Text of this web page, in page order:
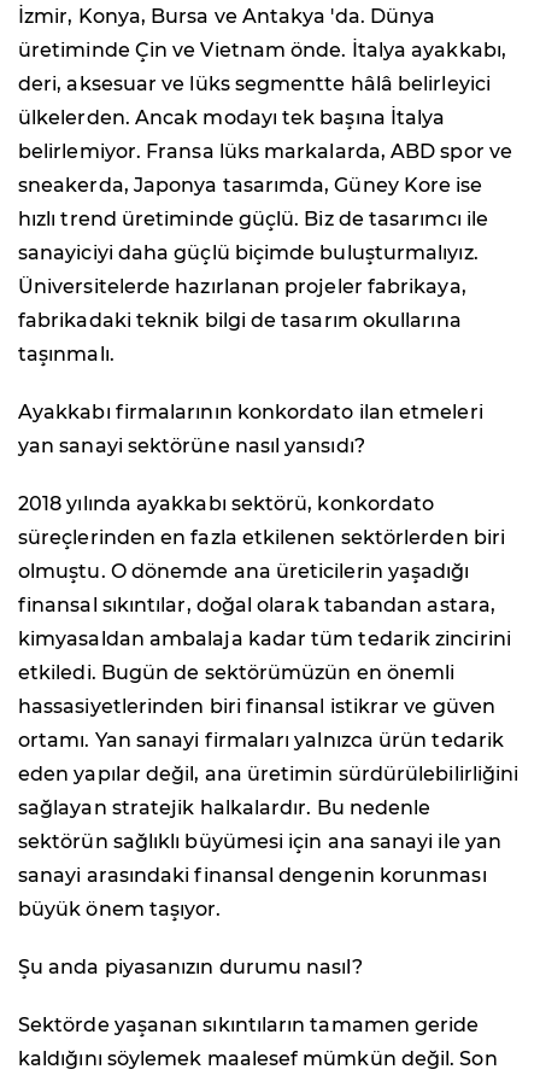
İzmir, Konya, Bursa ve Antakya 'da. Dünya
üretiminde Çin ve Vietnam önde. ⁠İtalya ayakkabı,
deri, aksesuar ve lüks segmentte hâlâ belirleyici
ülkelerden. Ancak modayı tek başına İtalya
belirlemiyor. Fransa lüks markalarda, ABD spor ve
sneakerda, Japonya tasarımda, Güney Kore ise
hızlı trend üretiminde güçlü. Biz de tasarımcı ile
sanayiciyi daha güçlü biçimde buluşturmalıyız.
Üniversitelerde hazırlanan projeler fabrikaya,
fabrikadaki teknik bilgi de tasarım okullarına
taşınmalı.
Ayakkabı firmalarının konkordato ilan etmeleri
yan sanayi sektörüne nasıl yansıdı?
2018 yılında ayakkabı sektörü, konkordato
süreçlerinden en fazla etkilenen sektörlerden biri
olmuştu. O dönemde ana üreticilerin yaşadığı
finansal sıkıntılar, doğal olarak tabandan astara,
kimyasaldan ambalaja kadar tüm tedarik zincirini
etkiledi. Bugün de sektörümüzün en önemli
hassasiyetlerinden biri finansal istikrar ve güven
ortamı. Yan sanayi firmaları yalnızca ürün tedarik
eden yapılar değil, ana üretimin sürdürülebilirliğini
sağlayan stratejik halkalardır. Bu nedenle
sektörün sağlıklı büyümesi için ana sanayi ile yan
sanayi arasındaki finansal dengenin korunması
büyük önem taşıyor.
Şu anda piyasanızın durumu nasıl?
Sektörde yaşanan sıkıntıların tamamen geride
kaldığını söylemek maalesef mümkün değil. Son